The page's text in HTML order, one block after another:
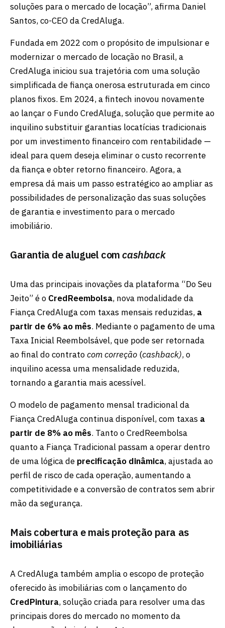
soluções para o mercado de locação”, afirma Daniel
Santos, co-CEO da CredAluga.
Fundada em 2022 com o propósito de impulsionar e
modernizar o mercado de locação no Brasil, a
CredAluga iniciou sua trajetória com uma solução
simplificada de fiança onerosa estruturada em cinco
planos fixos. Em 2024, a fintech inovou novamente
ao lançar o Fundo CredAluga, solução que permite ao
inquilino substituir garantias locatícias tradicionais
por um investimento financeiro com rentabilidade —
ideal para quem deseja eliminar o custo recorrente
da fiança e obter retorno financeiro. Agora, a
empresa dá mais um passo estratégico ao ampliar as
possibilidades de personalização das suas soluções
de garantia e investimento para o mercado
imobiliário.
Garantia de aluguel comcashback
Uma das principais inovações da plataforma “Do Seu
Jeito” é o CredReembolsa, nova modalidade da
Fiança CredAluga com taxas mensais reduzidas, a
partir de 6% ao mês. Mediante o pagamento de uma
Taxa Inicial Reembolsável, que pode ser retornada
ao final do contratocom correção (cashback), o
inquilino acessa uma mensalidade reduzida,
tornando a garantia mais acessível.
O modelo de pagamento mensal tradicional da
Fiança CredAluga continua disponível, com taxas a
partir de 8% ao mês. Tanto o CredReembolsa
quanto a Fiança Tradicional passam a operar dentro
de uma lógica de precificação dinâmica, ajustada ao
perfil de risco de cada operação, aumentando a
competitividade e a conversão de contratos sem abrir
mão da segurança.
Mais cobertura e mais proteção para as
imobiliárias
A CredAluga também amplia o escopo de proteção
oferecido às imobiliárias com o lançamento do
CredPintura, solução criada para resolver uma das
principais dores do mercado no momento da